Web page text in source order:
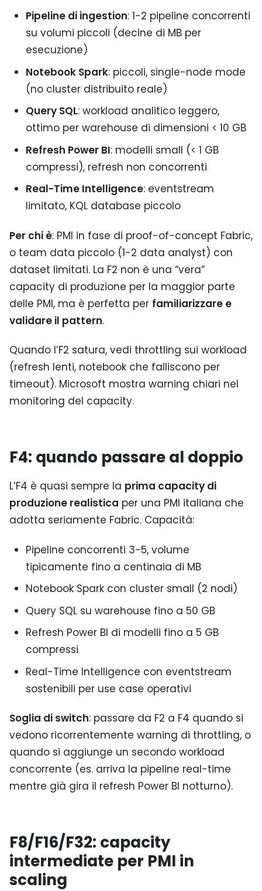
Pipeline di ingestion: 1-2 pipeline concorrenti
su volumi piccoli (decine di MB per
esecuzione)
Notebook Spark: piccoli, single-node mode
(no cluster distribuito reale)
Query SQL: workload analitico leggero,
ottimo per warehouse di dimensioni < 10 GB
Refresh Power BI: modelli small (< 1 GB
compressi), refresh non concorrenti
Real-Time Intelligence: eventstream
limitato, KQL database piccolo
Per chi è: PMI in fase di proof-of-concept Fabric,
o team data piccolo (1-2 data analyst) con
dataset limitati. La F2 non è una “vera”
capacity di produzione per la maggior parte
delle PMI, ma è perfetta per familiarizzare e
validare il pattern.
Quando l’F2 satura, vedi throttling sui workload
(refresh lenti, notebook che falliscono per
timeout). Microsoft mostra warning chiari nel
monitoring del capacity.
F4: quando passare al doppio
L’F4 è quasi sempre la prima capacity di
produzione realistica per una PMI italiana che
adotta seriamente Fabric. Capacità:
Pipeline concorrenti 3-5, volume
tipicamente fino a centinaia di MB
Notebook Spark con cluster small (2 nodi)
Query SQL su warehouse fino a 50 GB
Refresh Power BI di modelli fino a 5 GB
compressi
Real-Time Intelligence con eventstream
sostenibili per use case operativi
Soglia di switch: passare da F2 a F4 quando si
vedono ricorrentemente warning di throttling, o
quando si aggiunge un secondo workload
concorrente (es. arriva la pipeline real-time
mentre già gira il refresh Power BI notturno).
F8/F16/F32: capacity
intermediate per PMI in
scaling